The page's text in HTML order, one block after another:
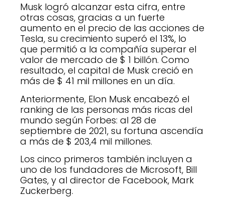
Musk logró alcanzar esta cifra, entre
otras cosas, gracias a un fuerte
aumento en el precio de las acciones de
Tesla, su crecimiento superó el 13%, lo
que permitió a la compañía superar el
valor de mercado de $ 1 billón. Como
resultado, el capital de Musk creció en
más de $ 41 mil millones en un día.
Anteriormente, Elon Musk encabezó el
ranking de las personas más ricas del
mundo según Forbes: al 28 de
septiembre de 2021, su fortuna ascendía
a más de $ 203,4 mil millones.
Los cinco primeros también incluyen a
uno de los fundadores de Microsoft, Bill
Gates, y al director de Facebook, Mark
Zuckerberg.